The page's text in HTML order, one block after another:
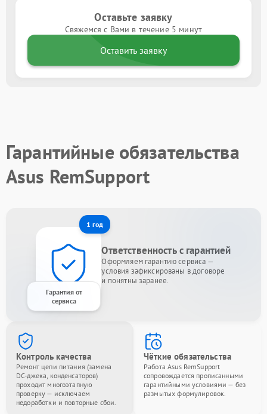
Оставьте заявку
Свяжемся с Вами в течение 5 минут
Оставить заявку
Гарантийные обязательства
Asus RemSupport
1 год
Гарантия от
сервиса
Ответственность с гарантией
Оформляем гарантию сервиса —
условия зафиксированы в договоре
и понятны заранее.
Контроль качества
Ремонт цепи питания (замена
DC-джека, конденсаторов)
проходит многоэтапную
проверку — исключаем
недоработки и повторные сбои.
Чёткие обязательства
Работа Asus RemSupport
сопровождается прописанными
гарантийными условиями — без
размытых формулировок.